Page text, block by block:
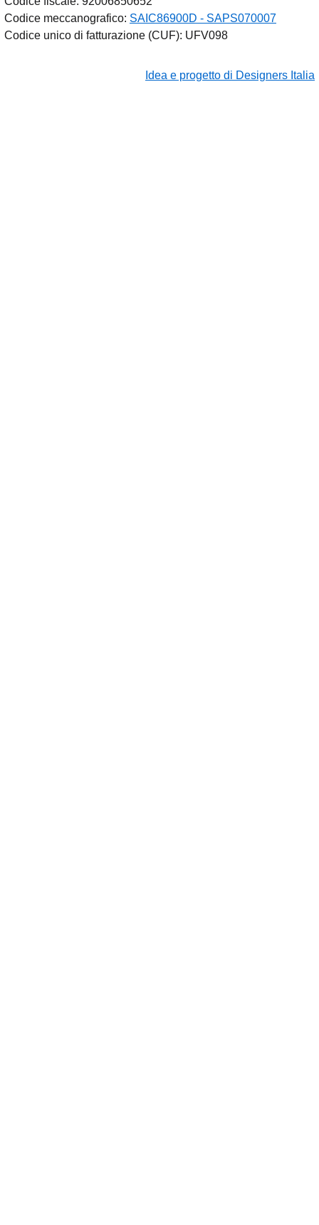
Codice meccanografico: SAIC86900D - SAPS070007
Codice unico di fatturazione (CUF): UFV098
Idea e progetto di Designers Italia